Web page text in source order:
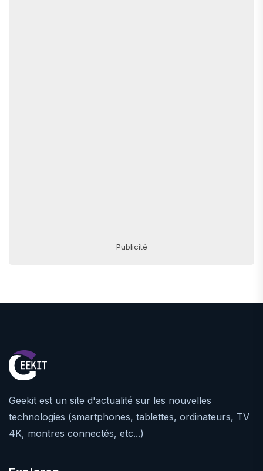
Publicité
Geekit est un site d'actualité sur les nouvelles
technologies (smartphones, tablettes, ordinateurs, TV
4K, montres connectés, etc...)